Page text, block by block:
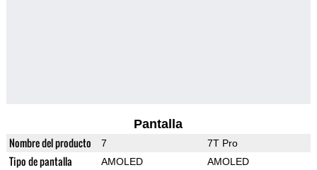
Pantalla
Nombre del producto 7 7T Pro
Tipo de pantalla AMOLED AMOLED